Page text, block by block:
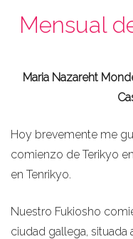
Mensual
Maria Nazareht
Hoy brevemente me
comienzo de Terikyo
en Tenrikyo.
Nuestro Fukiosho
ciudad gallega,